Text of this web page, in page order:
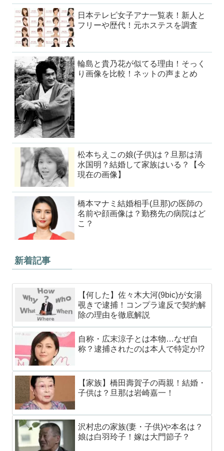
日本テレビ女子アナ一覧表！新人と
フリーや歴代！元ホステスを調査
輪島と貴乃花が似てる理由！そっく
り画像を比較！ネットの声まとめ
松本ちえこの娘(子供)は？旦那は清
水国明？結婚して家族はいる？【今
現在の画像】
橋本マナミ結婚相手(旦那)の医師の
名前や顔画像は？勤務先の病院はど
こ？
新着記事
【何した】佐々木大河(9bic)が女湯
覗きで逮捕！コンプラ違反で契約解
除の理由を徹底解説
自称・広末涼子とは本物…なぜ自
称？逮捕されたのは本人で特定か!?
【家族】橋田壽賀子の両親！結婚・
子供は？旦那は岩崎嘉一！
沢村忠の家族(妻・子供)や本名は？
娘は白羽玲子！嫁は大門節子？